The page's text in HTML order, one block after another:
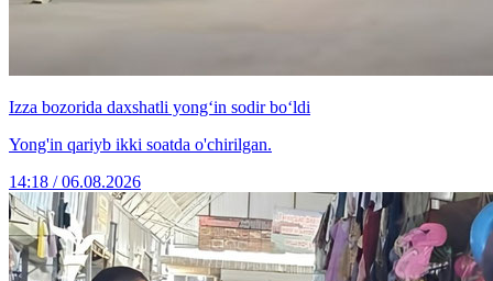
Izza bozorida daxshatli yong‘in sodir bo‘ldi
Yong'in qariyb ikki soatda o'chirilgan.
14:18 / 06.08.2026